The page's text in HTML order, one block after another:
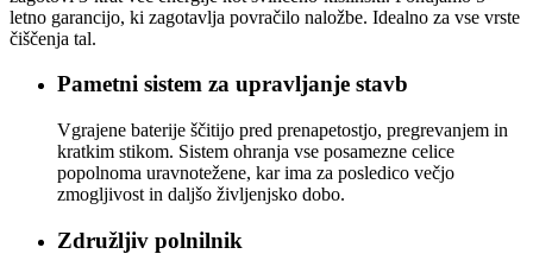
letno garancijo, ki zagotavlja povračilo naložbe. Idealno za vse vrste
čiščenja tal.
Pametni sistem za upravljanje stavb
Vgrajene baterije ščitijo pred prenapetostjo, pregrevanjem in
kratkim stikom. Sistem ohranja vse posamezne celice
popolnoma uravnotežene, kar ima za posledico večjo
zmogljivost in daljšo življenjsko dobo.
Združljiv polnilnik